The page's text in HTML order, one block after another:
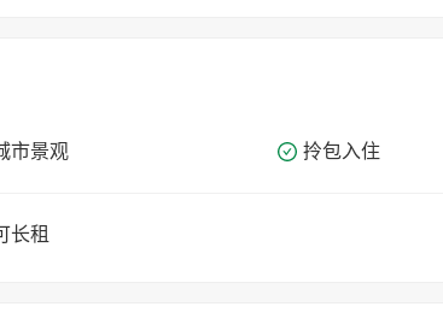
市景观 拎包入住
长租